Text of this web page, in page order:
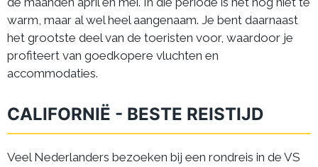
warm, maar al wel heel aangenaam. Je bent daarnaast
het grootste deel van de toeristen voor, waardoor je
profiteert van goedkopere vluchten en
accommodaties.
CALIFORNIË - BESTE REISTIJD
Veel Nederlanders bezoeken bij een rondreis in de VS